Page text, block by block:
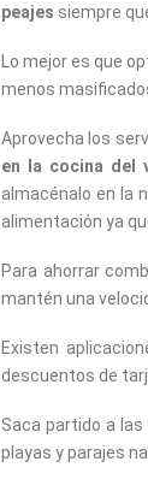
peajes siempre
Lo mejor es que
menos
Aprovecha los
en la cocina del
almacénalo en la
alimentación ya
Para ahorrar
mantén una
Existen
descuentos de
Saca partido a las
playas y parajes